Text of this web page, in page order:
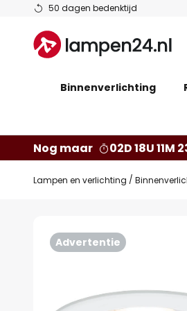
50 dagen bedenktijd
Ga
de
inhoud
Binnenverlichting
Nog maar 02D 18U 11M
Lampen en verlichting
Advertentie
naar